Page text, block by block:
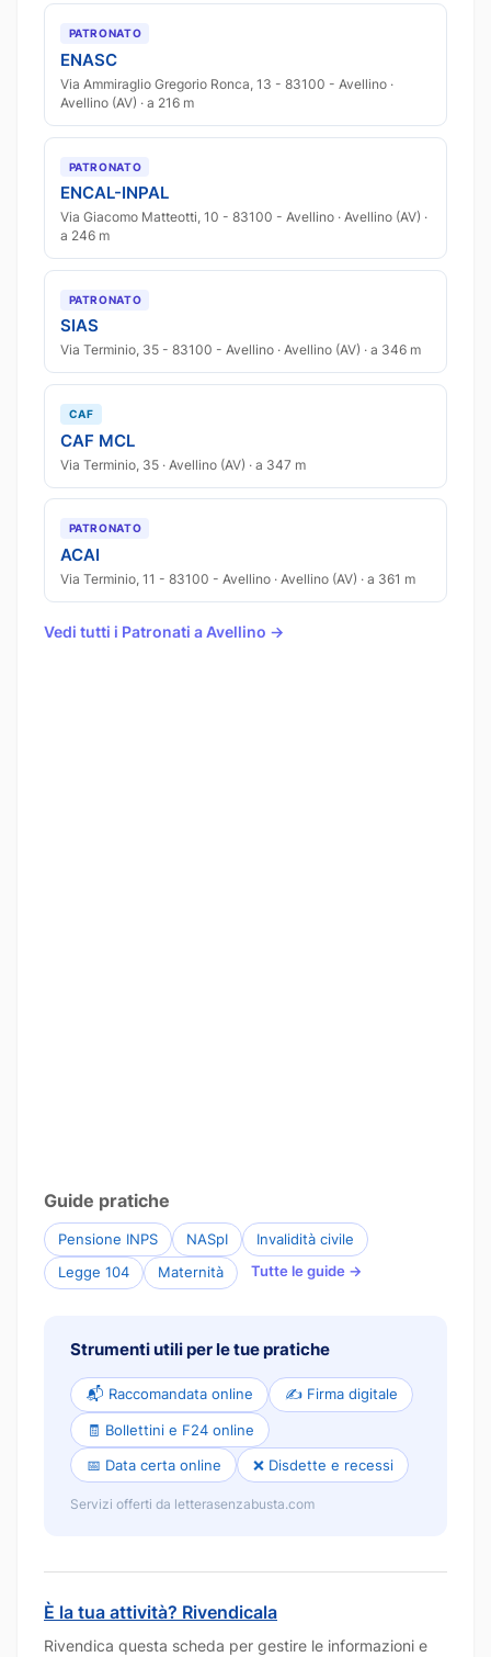
PATRONATO
ENASC
Via Ammiraglio Gregorio Ronca, 13 - 83100 - Avellino ·
Avellino (AV) · a 216 m
PATRONATO
ENCAL-INPAL
Via Giacomo Matteotti, 10 - 83100 - Avellino · Avellino (AV) ·
a 246 m
PATRONATO
SIAS
Via Terminio, 35 - 83100 - Avellino · Avellino (AV) · a 346 m
CAF
CAF MCL
Via Terminio, 35 · Avellino (AV) · a 347 m
PATRONATO
ACAI
Via Terminio, 11 - 83100 - Avellino · Avellino (AV) · a 361 m
Vedi tutti i Patronati a Avellino →
Guide pratiche
Pensione INPS NASpI
Invalidità civile
Legge 104
Maternità Tutte le guide →
Strumenti utili per le tue pratiche
📬 Raccomandata online ✍️ Firma digitale
🧾 Bollettini e F24 online
📅 Data certa online ❌ Disdette e recessi
Servizi offerti da letterasenzabusta.com
È la tua attività? Rivendicala
Rivendica questa scheda per gestire le informazioni e